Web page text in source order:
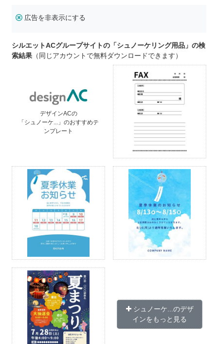
広告を非表示にする
シルエットACグループサイトの「シュノーケリング用品」の検
索結果 （同じアカウントで無料ダウンロードできます）
デザインACの
「シュノーケ...」のおすすめテ
ンプレート
シュノーケ...のデザ
インをもっと見る